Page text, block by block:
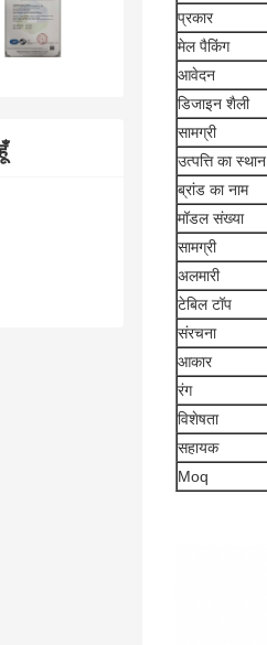
प्रकार
मेल पैकिंग
आवेदन
डिजाइन शैली
सामग्री
उत्पत्ति का स्थान
ब्रांड का नाम
मॉडल संख्या
सामग्री
अलमारी
टेबिल टॉप
संरचना
आकार
रंग
विशेषता
सहायक
Moq